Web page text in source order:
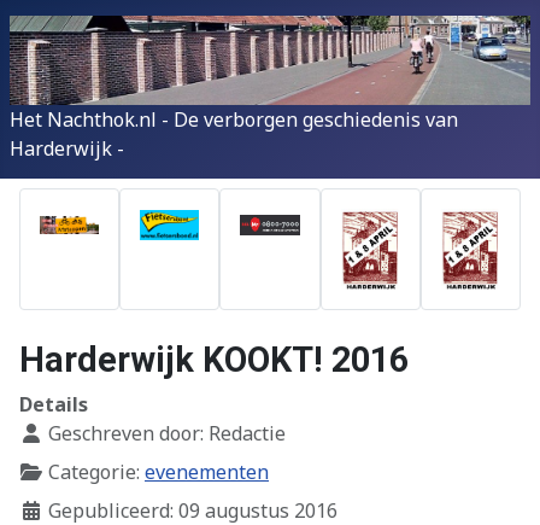
Het Nachthok.nl - De verborgen geschiedenis van
Harderwijk -
Harderwijk KOOKT! 2016
Details
Geschreven door: Redactie
Categorie: evenementen
Gepubliceerd: 09 augustus 2016